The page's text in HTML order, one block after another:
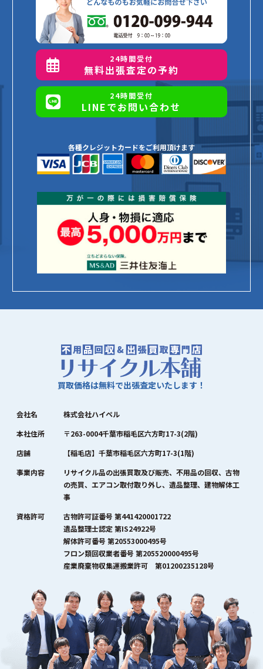
24時間受付
無料出張査定の予約
24時間受付
LINEでお問い合わせ
各種クレジットカードをご利用頂けます
買取価格は無料で出張査定いたします！
会社名
株式会社ハイペル
本社住所
〒263-0004千葉市稲毛区六方町17-3(2階)
店舗
【稲毛店】千葉市稲毛区六方町17-3(1階)
事業内容
リサイクル品の出張買取及び販売、不用品の回収、古物
の売買、エアコン取付取り外し、遺品整理、建物解体工
事
資格許可
古物許可証番号 第441420001722
遺品整理士認定 第IS24922号
解体許可番号 第20553000495号
フロン類回収業者番号 第205520000495号
産業廃棄物収集運搬業許可 第01200235128号